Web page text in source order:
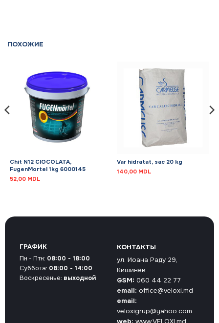
ПОХОЖИЕ
Chit N12 CIOCOLATA,
FugenMortel 1kg 6000145
52,00 MDL
Var hidratat, sac 20 kg
140,00 MDL
КОНТАКТЫ
ул. Иоана Раду 29,
Кишинёв
GSM: 060 44 22 77
email: office@veloxi.md
email:
veloxigrup@yahoo.com
web: www.VELOXI.md
ГРАФИК
Пн - Птн: 08:00 - 18:00
Суббота: 08:00 - 14:00
Воскресенье: выходной